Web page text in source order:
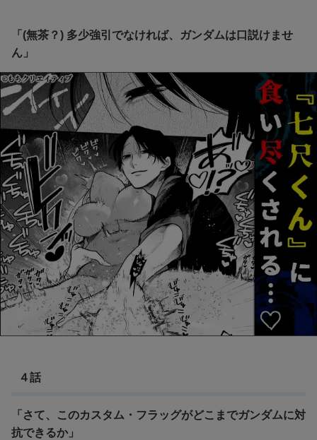
「(無茶？) 多少強引でなければ、ガンダムは口説けませ
ん」
４話
「さて、このカスタム・フラッグがどこまでガンダムに対
抗できるか」